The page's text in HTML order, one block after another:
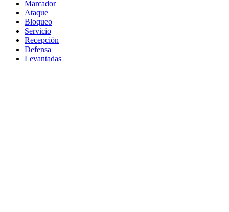
Marcador
Ataque
Bloqueo
Servicio
Recepción
Defensa
Levantadas